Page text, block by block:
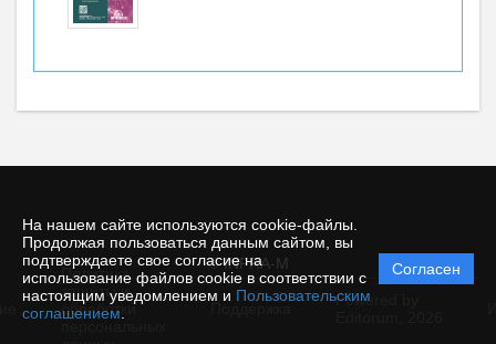
На нашем сайте используются cookie-файлы.
Продолжая пользоваться данным сайтом, вы
подтверждаете свое согласие на
использование файлов cookie в соответствии с
настоящим уведомлением и Пользовательским
соглашением
Согласен
© INFRA-M
Политика
защиты и
обработки
Powered by